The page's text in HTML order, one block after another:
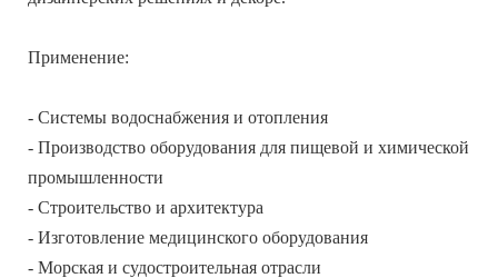
Применение:
- Системы водоснабжения и отопления
- Производство оборудования для пищевой и химической
промышленности
- Строительство и архитектура
- Изготовление медицинского оборудования
- Морская и судостроительная отрасли